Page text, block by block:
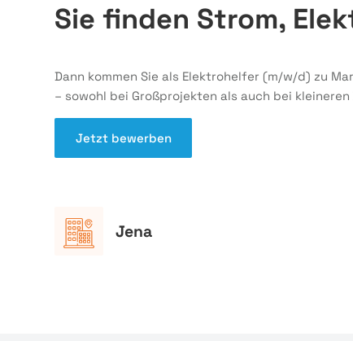
Sie finden Strom,
Dann kommen Sie als Elektrohelfer (m/w/d) zu
– sowohl bei Großprojekten als auch bei
Jetzt bewerben
Jena